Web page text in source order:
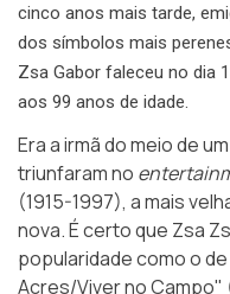
cinco anos mais tarde,
dos símbolos mais
Zsa Gabor faleceu no dia
aos 99 anos de idade.
Era a irmã do meio de
triunfaram no
(1915-1997), a mais
nova. É certo que Zsa
popularidade como o
Acres/Viver no Campo"